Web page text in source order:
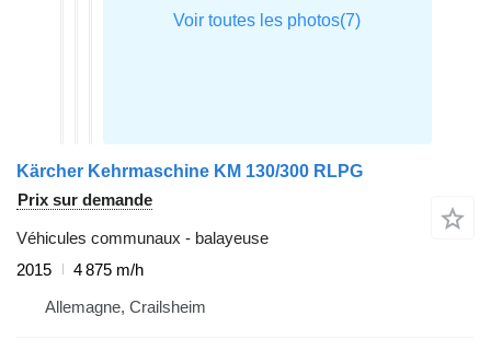
Kärcher Kehrmaschine KM 130/300 RLPG
Prix sur demande
Véhicules communaux - balayeuse
2015
4 875 m/h
Allemagne, Crailsheim